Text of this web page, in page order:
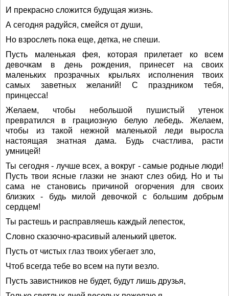
И прекрасно сложится будущая жизнь.
А сегодня радуйся, смейся от души,
Но взрослеть пока еще, детка, не спеши.
Пусть маленькая фея, которая прилетает ко всем
девочкам в день рождения, принесет на своих
маленьких прозрачных крыльях исполнения твоих
самых заветных желаний! С праздником тебя,
принцесса!
Желаем, чтобы небольшой пушистый утенок
превратился в грациозную белую лебедь. Желаем,
чтобы из такой нежной маленькой леди выросла
настоящая знатная дама. Будь счастлива, расти
умницей!
Ты сегодня - лучше всех, а вокруг - самые родные люди!
Пусть твои ясные глазки не знают слез обид. Но и ты
сама не становись причиной огорчения для своих
близких - будь милой девочкой с большим добрым
сердцем!
Ты растешь и расправляешь каждый лепесток,
Словно сказочно-красивый аленький цветок.
Пусть от чистых глаз твоих убегает зло,
Чтоб всегда тебе во всем на пути везло.
Пусть завистников не будет, будут лишь друзья,